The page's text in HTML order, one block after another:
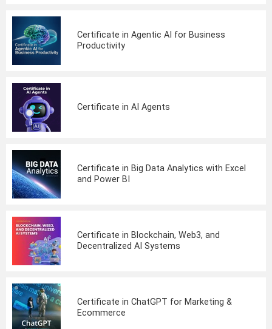
Certificate in Agentic AI for Business
Productivity
Certificate in AI Agents
Certificate in Big Data Analytics with Excel
and Power BI
Certificate in Blockchain, Web3, and
Decentralized AI Systems
Certificate in ChatGPT for Marketing &
Ecommerce